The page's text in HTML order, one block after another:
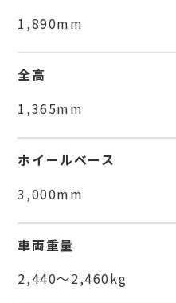
1,890mm
全高
1,365mm
ホイールベース
3,000mm
車両重量
2,440～2,460kg